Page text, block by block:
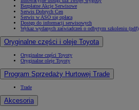
Bezpłatne Akcje Serwisowe
Serwis Dobrych Cen
Serwis w ASO się opłaca
Dostęp do informacji serwisowych
Wykaz wydanych zaświadczeń o odbytym szkoleniu (pdf)
Oryginalne części i oleje Toyota
Oryginalne części Toyoty
Oryginalne oleje Toyoty
Program Sprzedaży Hurtowej Trade
Trade
Akcesoria